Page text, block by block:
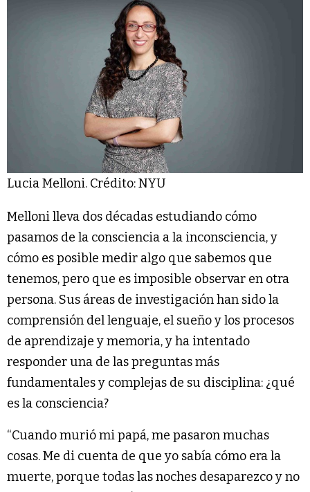
Lucia Melloni. Crédito: NYU
Melloni lleva dos décadas estudiando cómo
pasamos de la consciencia a la inconsciencia, y
cómo es posible medir algo que sabemos que
tenemos, pero que es imposible observar en otra
persona. Sus áreas de investigación han sido la
comprensión del lenguaje, el sueño y los procesos
de aprendizaje y memoria, y ha intentado
responder una de las preguntas más
fundamentales y complejas de su disciplina: ¿qué
es la consciencia?
“Cuando murió mi papá, me pasaron muchas
cosas. Me di cuenta de que yo sabía cómo era la
muerte, porque todas las noches desaparezco y no